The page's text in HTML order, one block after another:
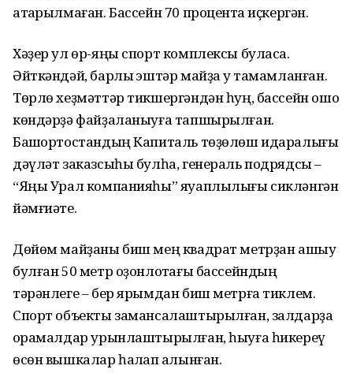
атҡарылмаған. Бассейн 70 процентҡа иҫкергән.
Хәҙер ул өр-яңы спорт комплексы буласаҡ.
Әйткәндәй, барлыҡ эштәр майҙа уҡ тамамланған.
Төрлө хеҙмәттәр тикшергәндән һуң, бассейн ошо
көндәрҙә файҙаланыуға тапшырылған.
Башҡортостандың Капиталь төҙөлөш идаралығы
дәүләт заказсыһы булһа, генераль подрядсы –
“Яңы Урал компанияһы” яуаплылығы сикләнгән
йәмғиәте.
Дөйөм майҙаны биш мең квадрат метрҙан ашыу
булған 50 метр оҙонлоҡтағы бассейндың
тәрәнлеге – бер ярымдан биш метрға тиклем.
Спорт объекты замансалаштырылған, залдарҙа
ҡорамалдар урынлаштырылған, һыуға һикереү
өсөн вышкалар һаҡлап ҡалынған.